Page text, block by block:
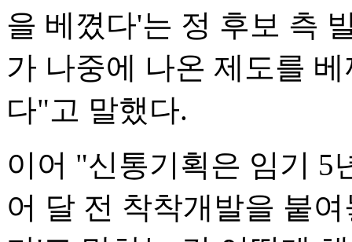
을 베꼈다'는 정 후보 측
가 나중에 나온 제도를
다"고 말했다.
이어 "신통기획은 임기 5
어 달 전 착착개발을 붙